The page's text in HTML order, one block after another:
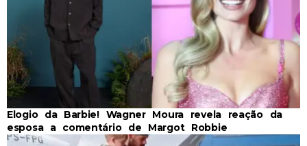
Elogio da Barbie! Wagner Moura revela reação da
esposa a comentário de Margot Robbie